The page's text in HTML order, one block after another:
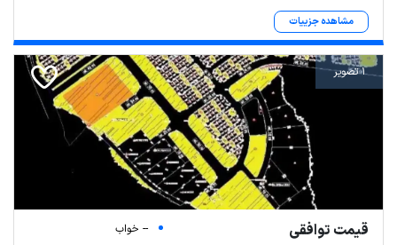
مشاهده جزییات
1 تصویر
قیمت توافقی
-- خواب